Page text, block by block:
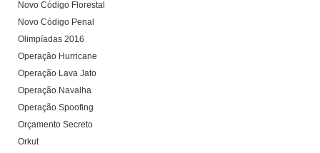
Novo Código Florestal
Novo Código Penal
Olimpíadas 2016
Operação Hurricane
Operação Lava Jato
Operação Navalha
Operação Spoofing
Orçamento Secreto
Orkut